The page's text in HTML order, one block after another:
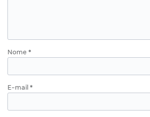
Nome *
E-mail *